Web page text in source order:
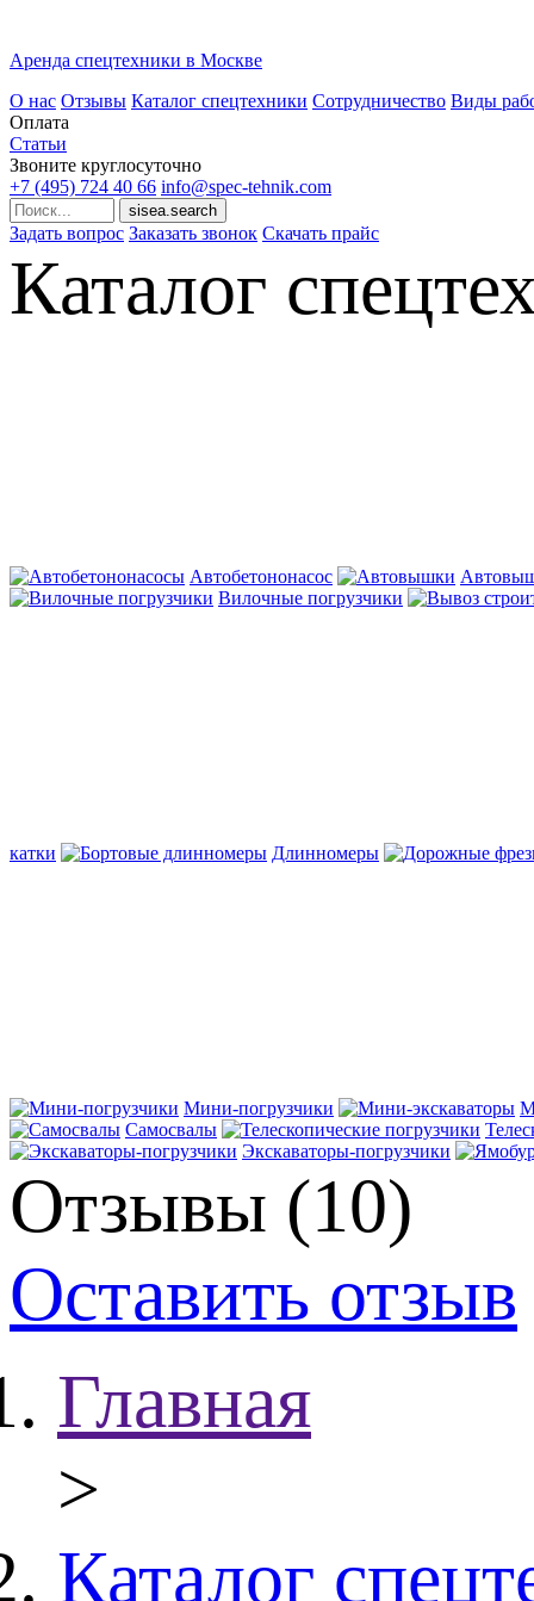
Аренда спецтехники в Москве
О нас Отзывы Каталог спецтехники Сотрудничество Виды
Оплата
Статьи
Звоните круглосуточно
+7 (495) 724 40 66 info@spec-tehnik.com
Задать вопрос Заказать звонок Скачать прайс
Каталог
Автобетононасос
Вилочные погрузчики
катки Длинномеры
Мини-погрузчики
Самосвалы
Экскаваторы-погрузчики
Отзывы (10)
Оставить отзыв
Главная
>
Каталог